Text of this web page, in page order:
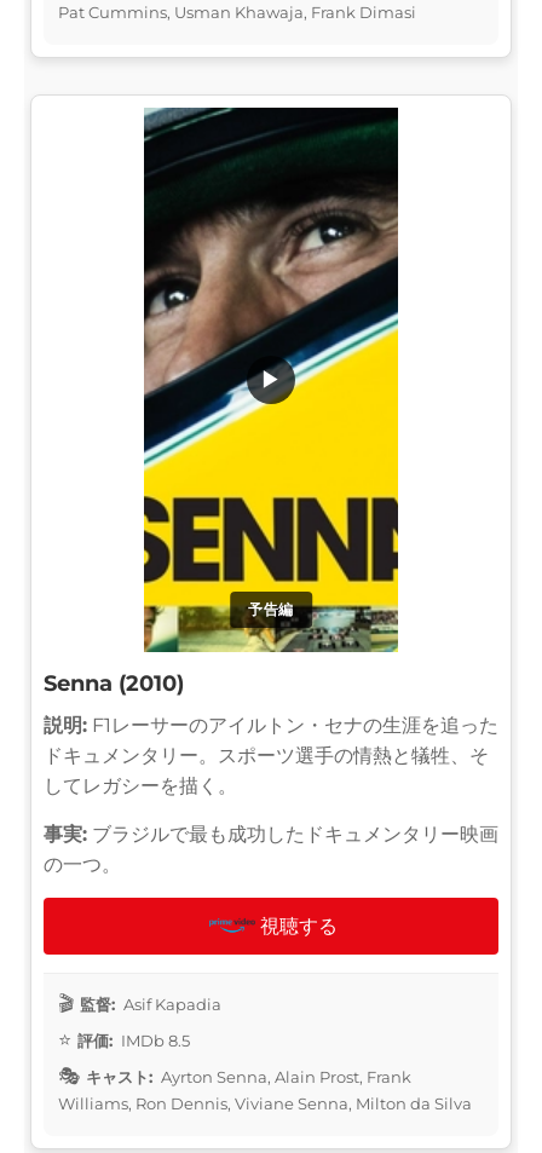
Pat Cummins, Usman Khawaja, Frank Dimasi
予告編
▶
Senna (2010)
説明: F1レーサーのアイルトン・セナの生涯を追った
ドキュメンタリー。スポーツ選手の情熱と犠牲、そ
してレガシーを描く。
事実: ブラジルで最も成功したドキュメンタリー映画
の一つ。
視聴する
監督: Asif Kapadia
評価: IMDb 8.5
キャスト: Ayrton Senna, Alain Prost, Frank
Williams, Ron Dennis, Viviane Senna, Milton da Silva